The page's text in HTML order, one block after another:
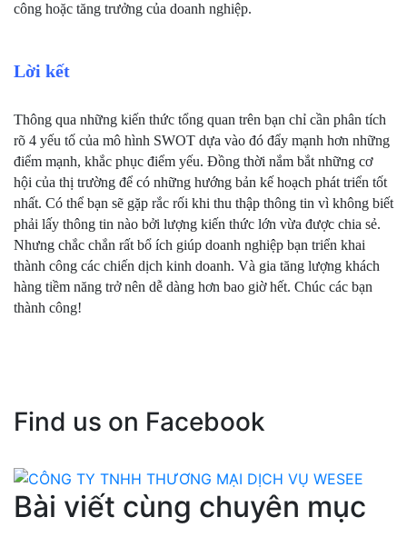
công hoặc tăng trưởng của doanh nghiệp.
Lời kết
Thông qua những kiến thức tổng quan trên bạn chỉ cần phân tích
rõ 4 yếu tố của mô hình SWOT dựa vào đó đẩy mạnh hơn những
điểm mạnh, khắc phục điểm yếu. Đồng thời nắm bắt những cơ
hội của thị trường để có những hướng bản kế hoạch phát triển tốt
nhất. Có thể bạn sẽ gặp rắc rối khi thu thập thông tin vì không biết
phải lấy thông tin nào bởi lượng kiến thức lớn vừa được chia sẻ.
Nhưng chắc chắn rất bổ ích giúp doanh nghiệp bạn triển khai
thành công các chiến dịch kinh doanh. Và gia tăng lượng khách
hàng tiềm năng trở nên dễ dàng hơn bao giờ hết. Chúc các bạn
thành công!
Find us on Facebook
Bài viết cùng chuyên mục